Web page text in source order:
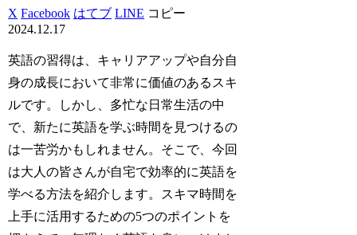
X Facebook はてブ LINE コピー
2024.12.17
英語の習得は、キャリアアップや自分自
身の成長において非常に価値のあるスキ
ルです。しかし、多忙な日常生活の中
で、新たに英語を学ぶ時間を見つけるの
は一苦労かもしれません。そこで、今回
は大人の皆さんが自宅で効率的に英語を
学べる方法を紹介します。スキマ時間を
上手に活用するための5つのポイントを